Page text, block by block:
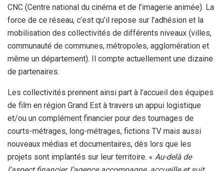
CNC (Centre national du cinéma et de l’imagerie animée). La
force de ce réseau, c’est qu’il repose sur l’adhésion et la
mobilisation des collectivités de différents niveaux (villes,
communauté de communes, métropoles, agglomération et
même un département). Il compte actuellement une dizaine
de partenaires.
Les collectivités prennent ainsi part à l’accueil des équipes
de film en région Grand Est à travers un appui logistique
et/ou un complément financier pour des tournages de
courts-métrages, long-métrages, fictions TV mais aussi
nouveaux médias et documentaires, dès lors que les
projets sont implantés sur leur territoire. « Au-delà de